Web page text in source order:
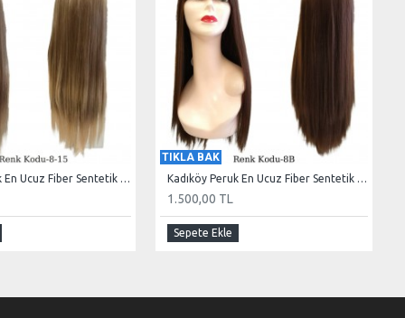
Kadıköy Peruk En Ucuz Fiber Sentetik Peruk Düz Uzun Açık Küllü Kumral Hafif Ombre
TIKLA BAK
Kadıköy Peruk En Ucuz Fiber Sentetik Peruk Düz Uzun Çikolata Kahve
1.500,00 TL
Sepete Ekle